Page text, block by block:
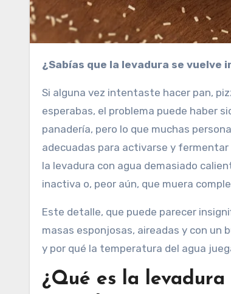
¿Sabías que la levadura se
Si alguna vez intentaste hacer pan,
esperabas, el problema puede haber
panadería, pero lo que muchas
adecuadas para activarse y
la levadura con agua demasiado
inactiva o, peor aún, que muera
Este detalle, que puede parecer
masas esponjosas, aireadas y con un
y por qué la temperatura del agua
¿Qué es la